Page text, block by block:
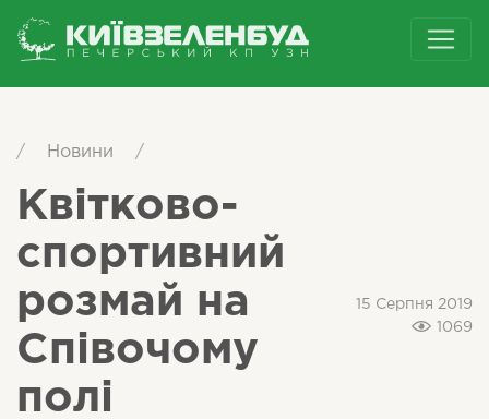
/ Новини /
Квітково-
спортивний
розмай на
Співочому
полі
15 Серпня 2019
1069